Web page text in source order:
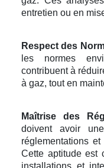
entretien ou en
Respect des
les normes
contribuent à
à gaz, tout en
Maîtrise des
doivent avoir
réglementations
Cette aptitude est